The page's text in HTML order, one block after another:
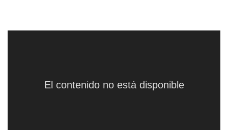
El contenido no está disponible
que nació de unos vaqueros. Anécdotas como
estas aparecen en todos los libros de la